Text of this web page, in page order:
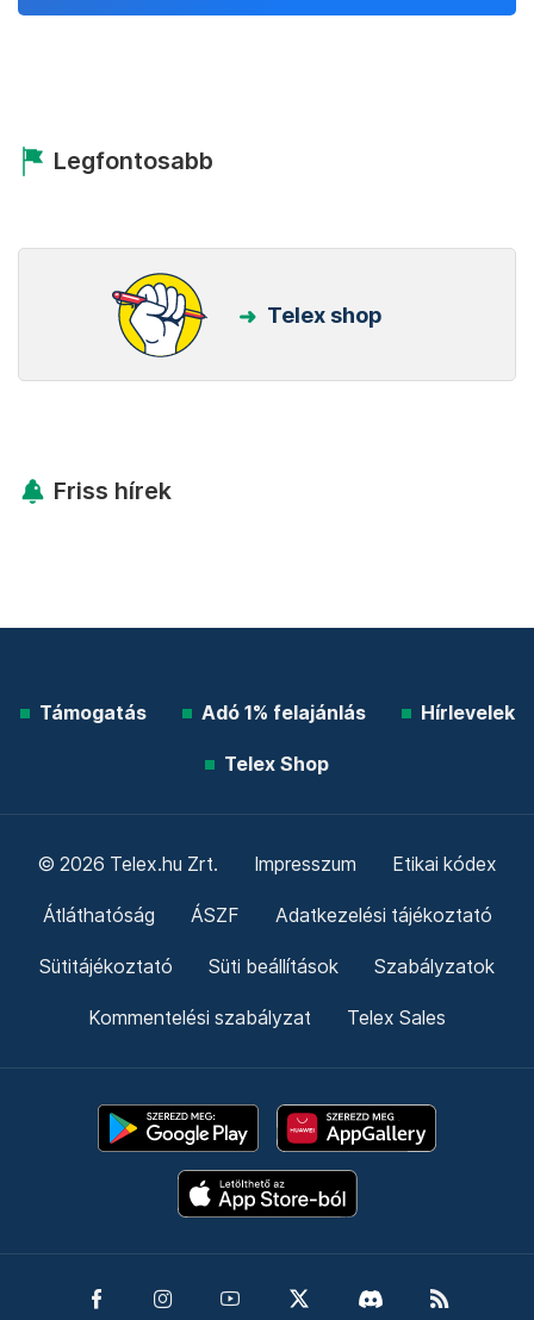
Legfontosabb
Telex shop
Friss hírek
Támogatás Adó 1% felajánlás Hírlevelek
Telex Shop
© 2026 Telex.hu Zrt. Impresszum Etikai kódex
Átláthatóság ÁSZF Adatkezelési tájékoztató
Sütitájékoztató Süti beállítások Szabályzatok
Kommentelési szabályzat Telex Sales